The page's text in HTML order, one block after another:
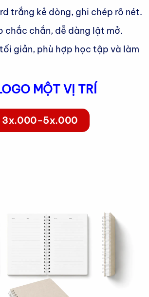
trắng kẻ dòng, ghi chép rõ nét.
chắc chắn, dễ dàng lật mở.
giản, phù hợp học tập và làm
MỘT VỊ TRÍ
3x.000-5x.000